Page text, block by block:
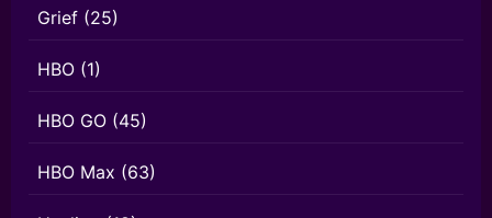
Grief (25)
HBO (1)
HBO GO (45)
HBO Max (63)